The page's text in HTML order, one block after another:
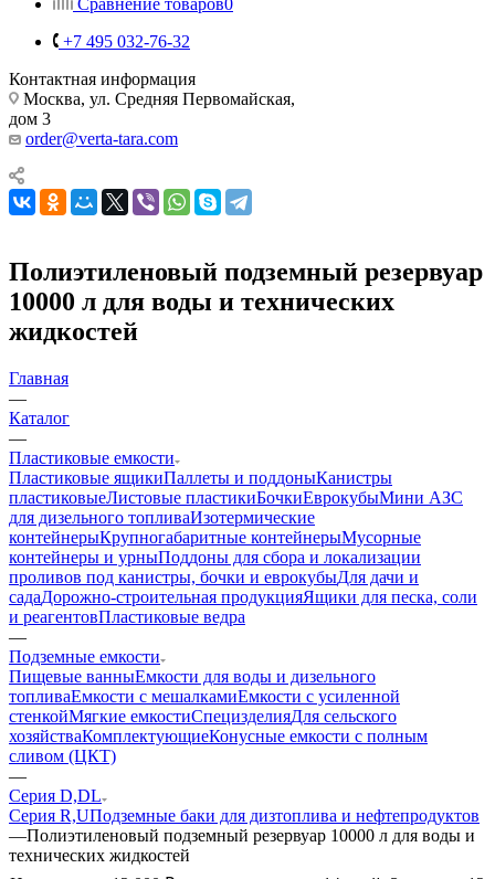
Сравнение товаров0
+7 495 032-76-32
Контактная информация
Москва, ул. Средняя Первомайская,
дом 3
order@verta-tara.com
Полиэтиленовый подземный резервуар
10000 л для воды и технических
жидкостей
Главная
—
Каталог
—
Пластиковые емкости
Пластиковые ящикиПаллеты и поддоныКанистры
пластиковыеЛистовые пластикиБочкиЕврокубыМини АЗС
для дизельного топливаИзотермические
контейнерыКрупногабаритные контейнерыМусорные
контейнеры и урныПоддоны для сбора и локализации
проливов под канистры, бочки и еврокубыДля дачи и
садаДорожно-строительная продукцияЯщики для песка, соли
и реагентовПластиковые ведра
—
Подземные емкости
Пищевые ванныЕмкости для воды и дизельного
топливаЕмкости с мешалкамиЕмкости с усиленной
стенкойМягкие емкостиСпецизделияДля сельского
хозяйстваКомплектующиеКонусные емкости с полным
сливом (ЦКТ)
—
Серия D,DL
Серия R,UПодземные баки для дизтоплива и нефтепродуктов
—Полиэтиленовый подземный резервуар 10000 л для воды и
технических жидкостей